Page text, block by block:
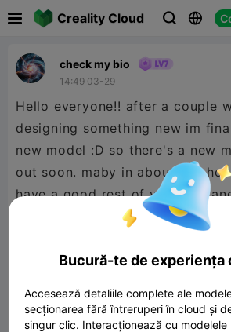
Creality Cloud  
check my bio
14:49 03-29
Hello everyone!! after a couple
designing something new im
new model :D so there's a new
out soon. maby in about 2-3
have a good rest of your day
Bucură-te de experiența
Accesează detaliile complete ale
secționarea fără întreruperi în cloud și
singur clic. Interacționează cu